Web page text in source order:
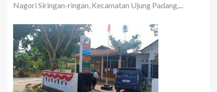
Nagori Siringan-ringan, Kecamatan Ujung Padang,...